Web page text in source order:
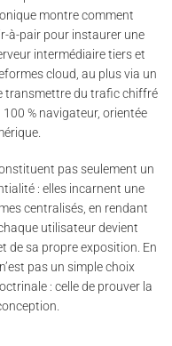
montre comment
à-pair pour instaurer une
intermédiaire tiers et
cloud, au plus via un
transmettre du trafic chiffré
% navigateur, orientée
pas seulement un
: elles incarnent une
centralisés, en rendant
utilisateur devient
de sa propre exposition. En
pas un simple choix
: celle de prouver la